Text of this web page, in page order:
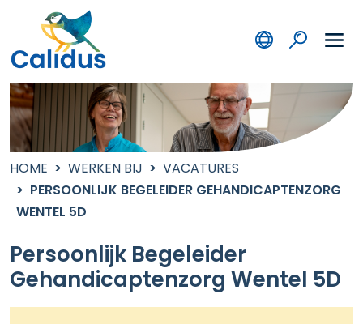
HOME WERKEN BIJ
VACATURES
PERSOONLIJK BEGELEIDER GEHANDICAPTENZORG
WENTEL 5D
Persoonlijk Begeleider
Gehandicaptenzorg Wentel 5D